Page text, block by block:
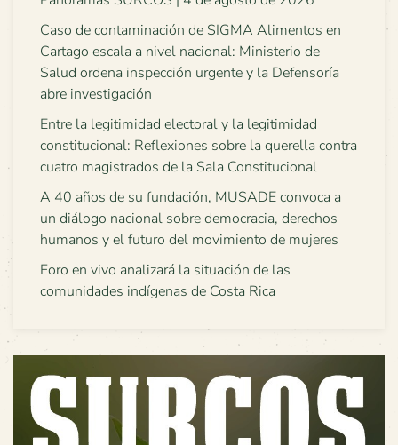
Caso de contaminación de SIGMA Alimentos en
Cartago escala a nivel nacional: Ministerio de
Salud ordena inspección urgente y la Defensoría
abre investigación
Entre la legitimidad electoral y la legitimidad
constitucional: Reflexiones sobre la querella contra
cuatro magistrados de la Sala Constitucional
A 40 años de su fundación, MUSADE convoca a
un diálogo nacional sobre democracia, derechos
humanos y el futuro del movimiento de mujeres
Foro en vivo analizará la situación de las
comunidades indígenas de Costa Rica